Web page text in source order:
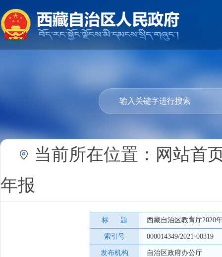
当前所在位置： 网站首
年报
标 题 西藏自治区教育厅2020
索引号 000014349/2021-00319
发布机构 自治区政府办公厅